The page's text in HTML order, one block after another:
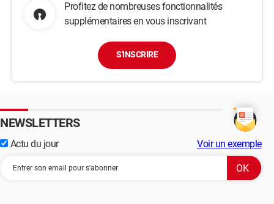
Profitez de nombreuses fonctionnalités
supplémentaires en vous inscrivant
S'INSCRIRE
NEWSLETTERS
Actu du jour Voir un exemple